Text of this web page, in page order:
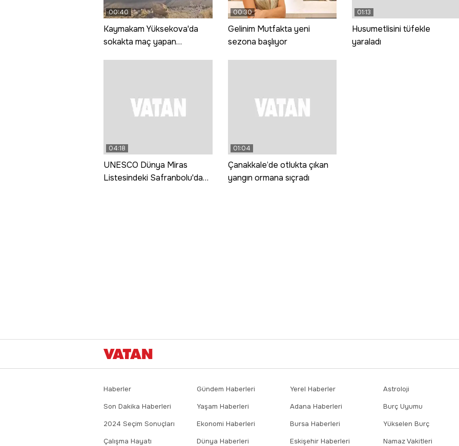
00:40
Kaymakam Yüksekova'da
sokakta maç yapan
00:30
Gelinim Mutfakta yeni
sezona başlıyor
01:13
Husumetlisini tüfekle
yaraladı
04:18
UNESCO Dünya Miras
Listesindeki Safranbolu'da
01:04
Çanakkale’de otlukta çıkan
yangın ormana sıçradı
Haberler
Son Dakika Haberleri
2024 Seçim Sonuçları
Çalışma Hayatı
Gündem Haberleri
Yaşam Haberleri
Ekonomi Haberleri
Dünya Haberleri
Yerel Haberler
Adana Haberleri
Bursa Haberleri
Eskişehir Haberleri
Astroloji
Burç Uyumu
Yükselen Burç
Namaz Vakitleri